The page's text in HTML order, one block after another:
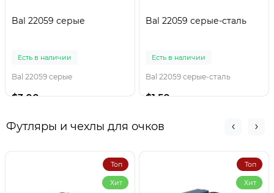
Bal 22059 серые
Есть в наличии
Bal 22059 серые
$3.00
Bal 22059 серые-сталь
Есть в наличии
Bal 22059 серые-сталь
$1.50
Футляры и чехлы для очков
Топ
Хит
Топ
Хит